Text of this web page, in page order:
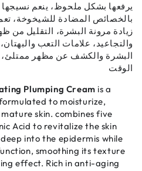
يرفعها بشكل ملحوظ، ينعم نسيجها
بالخصائص المضادة للشيخوخة،
زيادة مرونة البشرة، التقليل من
والتجاعيد، علامات التعب
البشرة والكشف عن مظهر
الوقت
Plumping Cream is a
to moisturize,
skin. combines five
Acid to revitalize the skin
into the epidermis while
smoothing its texture
effect. Rich in anti-aging